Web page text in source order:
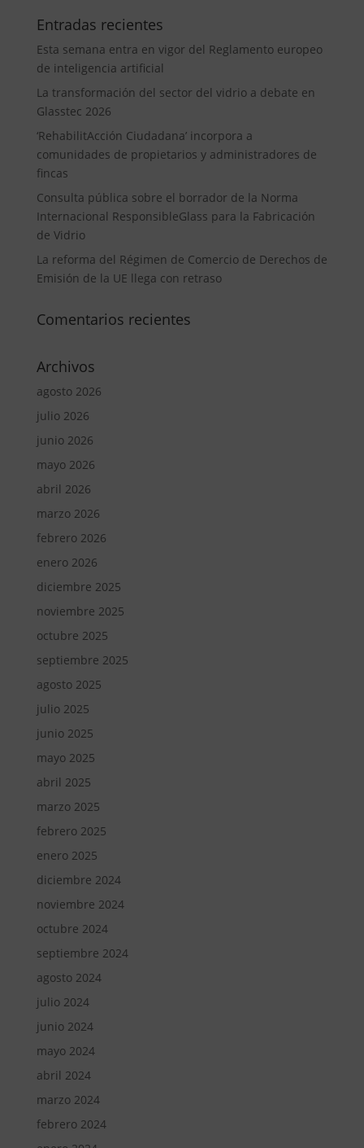
Entradas recientes
Esta semana entra en vigor del Reglamento europeo
de inteligencia artificial
La transformación del sector del vidrio a debate en
Glasstec 2026
‘RehabilitAcción Ciudadana’ incorpora a
comunidades de propietarios y administradores de
fincas
Consulta pública sobre el borrador de la Norma
Internacional ResponsibleGlass para la Fabricación
de Vidrio
La reforma del Régimen de Comercio de Derechos de
Emisión de la UE llega con retraso
Comentarios recientes
Archivos
agosto 2026
julio 2026
junio 2026
mayo 2026
abril 2026
marzo 2026
febrero 2026
enero 2026
diciembre 2025
noviembre 2025
octubre 2025
septiembre 2025
agosto 2025
julio 2025
junio 2025
mayo 2025
abril 2025
marzo 2025
febrero 2025
enero 2025
diciembre 2024
noviembre 2024
octubre 2024
septiembre 2024
agosto 2024
julio 2024
junio 2024
mayo 2024
abril 2024
marzo 2024
febrero 2024